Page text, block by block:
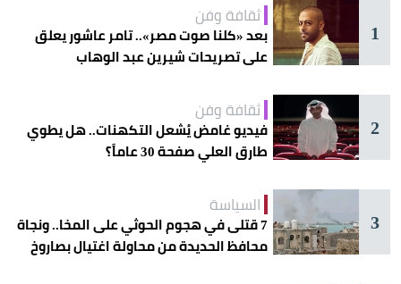
1
ثقافة وفن
بعد «كلنا صوت مصر».. تامر عاشور يعلق
على تصريحات شيرين عبد الوهاب
2
ثقافة وفن
فيديو غامض يُشعل التكهنات.. هل يطوي
طارق العلي صفحة 30 عاماً؟
3
السياسة
7 قتلى في هجوم الحوثي على المخا.. ونجاة
محافظ الحديدة من محاولة اغتيال بصاروخ